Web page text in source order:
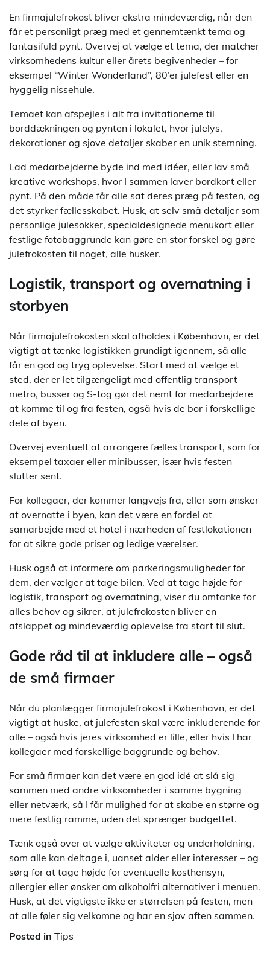
En firmajulefrokost bliver ekstra mindeværdig, når den
får et personligt præg med et gennemtænkt tema og
fantasifuld pynt. Overvej at vælge et tema, der matcher
virksomhedens kultur eller årets begivenheder – for
eksempel “Winter Wonderland”, 80’er julefest eller en
hyggelig nissehule.
Temaet kan afspejles i alt fra invitationerne til
borddækningen og pynten i lokalet, hvor julelys,
dekorationer og sjove detaljer skaber en unik stemning.
Lad medarbejderne byde ind med idéer, eller lav små
kreative workshops, hvor I sammen laver bordkort eller
pynt. På den måde får alle sat deres præg på festen, og
det styrker fællesskabet. Husk, at selv små detaljer som
personlige julesokker, specialdesignede menukort eller
festlige fotobaggrunde kan gøre en stor forskel og gøre
julefrokosten til noget, alle husker.
Logistik, transport og overnatning i
storbyen
Når firmajulefrokosten skal afholdes i København, er det
vigtigt at tænke logistikken grundigt igennem, så alle
får en god og tryg oplevelse. Start med at vælge et
sted, der er let tilgængeligt med offentlig transport –
metro, busser og S-tog gør det nemt for medarbejdere
at komme til og fra festen, også hvis de bor i forskellige
dele af byen.
Overvej eventuelt at arrangere fælles transport, som for
eksempel taxaer eller minibusser, især hvis festen
slutter sent.
For kollegaer, der kommer langvejs fra, eller som ønsker
at overnatte i byen, kan det være en fordel at
samarbejde med et hotel i nærheden af festlokationen
for at sikre gode priser og ledige værelser.
Husk også at informere om parkeringsmuligheder for
dem, der vælger at tage bilen. Ved at tage højde for
logistik, transport og overnatning, viser du omtanke for
alles behov og sikrer, at julefrokosten bliver en
afslappet og mindeværdig oplevelse fra start til slut.
Gode råd til at inkludere alle – også
de små firmaer
Når du planlægger firmajulefrokost i København, er det
vigtigt at huske, at julefesten skal være inkluderende for
alle – også hvis jeres virksomhed er lille, eller hvis I har
kollegaer med forskellige baggrunde og behov.
For små firmaer kan det være en god idé at slå sig
sammen med andre virksomheder i samme bygning
eller netværk, så I får mulighed for at skabe en større og
mere festlig ramme, uden det sprænger budgettet.
Tænk også over at vælge aktiviteter og underholdning,
som alle kan deltage i, uanset alder eller interesser – og
sørg for at tage højde for eventuelle kosthensyn,
allergier eller ønsker om alkoholfri alternativer i menuen.
Husk, at det vigtigste ikke er størrelsen på festen, men
at alle føler sig velkomne og har en sjov aften sammen.
Posted in Tips